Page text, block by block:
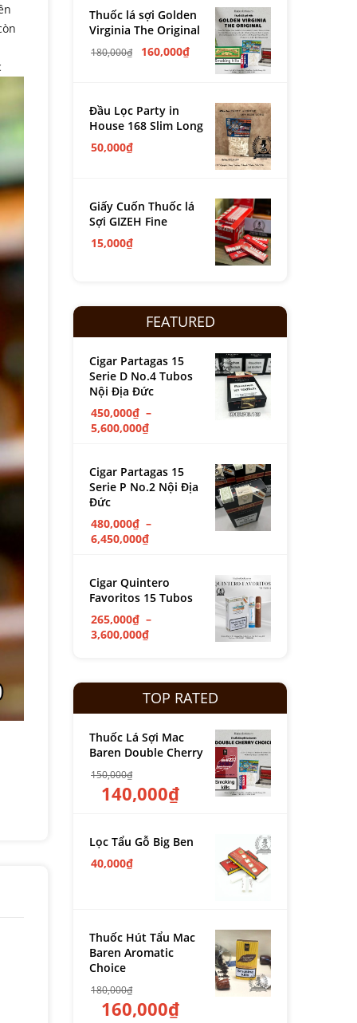
Thuốc lá sợi Golden
Virginia The Original
180,000₫ 160,000₫
Đầu Lọc Party in
House 168 Slim Long
50,000₫
Giấy Cuốn Thuốc lá
Sợi GIZEH Fine
15,000₫
FEATURED
Cigar Partagas 15
Serie D No.4 Tubos
Nội Địa Đức
450,000₫ –
5,600,000₫
Cigar Partagas 15
Serie P No.2 Nội Địa
Đức
480,000₫ –
6,450,000₫
Cigar Quintero
Favoritos 15 Tubos
265,000₫ –
3,600,000₫
TOP RATED
Thuốc Lá Sợi Mac
Baren Double Cherry
150,000₫
140,000₫
Lọc Tẩu Gỗ Big Ben
40,000₫
Thuốc Hút Tẩu Mac
Baren Aromatic
Choice
180,000₫
160,000₫